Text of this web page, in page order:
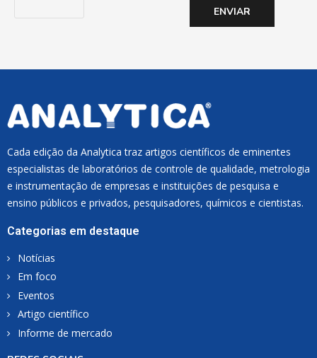
ENVIAR
Cada edição da Analytica traz artigos científicos de eminentes
especialistas de laboratórios de controle de qualidade, metrologia
e instrumentação de empresas e instituições de pesquisa e
ensino públicos e privados, pesquisadores, químicos e cientistas.
Categorias em destaque
Notícias
Em foco
Eventos
Artigo científico
Informe de mercado